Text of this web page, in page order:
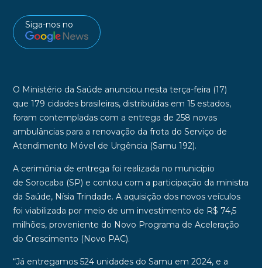
Siga-nos no
O Ministério da Saúde anunciou nesta terça-feira (17)
que 179 cidades brasileiras, distribuídas em 15 estados,
foram contempladas com a entrega de 258 novas
ambulânciaspara a renovação da frota do Serviço de
Atendimento Móvel de Urgência (Samu 192).
A cerimônia de entrega foi realizada no município
de Sorocaba (SP) e contou com a participação da ministra
da Saúde, Nísia Trindade. A aquisição dos novos veículos
foi viabilizada por meio de um investimento de R$ 74,5
milhões, proveniente do Novo Programa de Aceleração
do Crescimento (Novo PAC).
“Já entregamos 524 unidades do Samu em 2024, e a